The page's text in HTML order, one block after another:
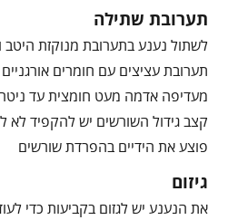
תערובת שתילה
לשתול נענע בתערובת מנוקזת היטב
תערובת עציצים עם חומרים
מעדיפה אדמה מעט חומצית עד
קצב גידול השורשים יש להקפיד
פוצע את הידיים בהפרדת שורשים
גיזום
את הנענע יש לגזום בקביעות כדי